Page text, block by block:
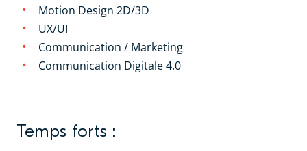
Motion Design 2D/3D
UX/UI
Communication / Marketing
Communication Digitale 4.0
Temps forts :